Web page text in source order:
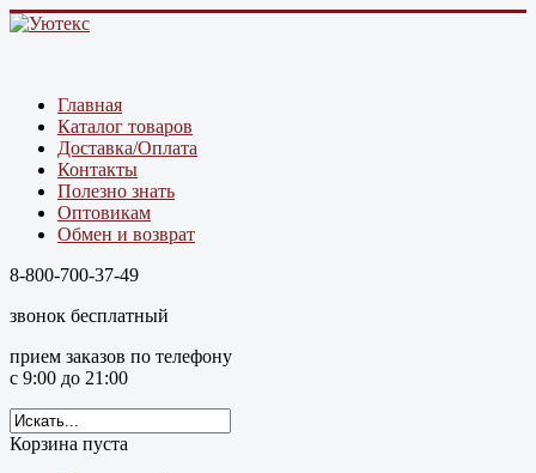
Главная
Каталог товаров
Доставка/Оплата
Контакты
Полезно знать
Оптовикам
Обмен и возврат
8-800-700-37-49
звонок бесплатный
прием заказов по телефону
с 9:00 до 21:00
Корзина пуста